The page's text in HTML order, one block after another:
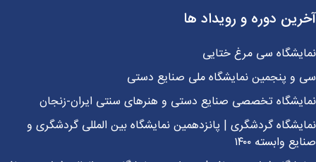
دوره و رویداد ها
سی مرغ ختایی
و پنجمین نمایشگاه ملی صنایع دستی
تخصصی صنایع دستی و هنرهای سنتی ایران-زنجان
گردشگری | پانزدهمین نمایشگاه بین المللی گردشگری و
وابسته ۱۴۰۰